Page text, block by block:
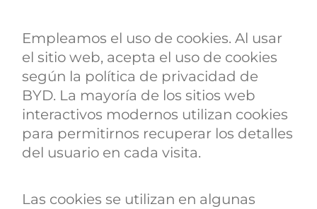
Empleamos el uso de cookies. Al usar
el sitio web, acepta el uso de cookies
según la política de privacidad de
BYD. La mayoría de los sitios web
interactivos modernos utilizan cookies
para permitirnos recuperar los detalles
del usuario en cada visita.
Las cookies se utilizan en algunas